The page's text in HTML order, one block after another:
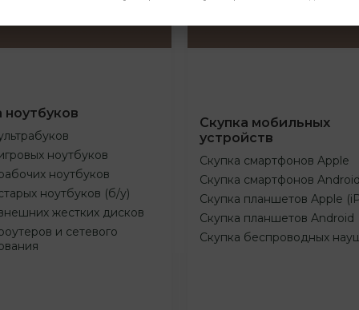
ноутбуков
ноутбуков
ноутбуков
ноутбуков (б/у)
жестких дисков
и сетевого
Скупка мобильных
устройств
Скупка смартфонов Apple
Скупка смартфонов
Скупка планшетов Apple
Скупка планшетов Android
Скупка беспроводных